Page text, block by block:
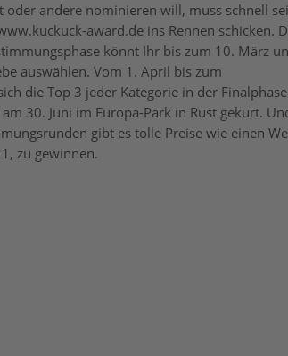
oder andere nominieren will, muss schnell
award.de ins Rennen schicken.
könnt Ihr bis zum 10. März
auswählen. Vom 1. April bis zum
die Top 3 jeder Kategorie in der
30. Juni im Europa-Park in Rust gekürt.
gibt es tolle Preise wie einen
zu gewinnen.